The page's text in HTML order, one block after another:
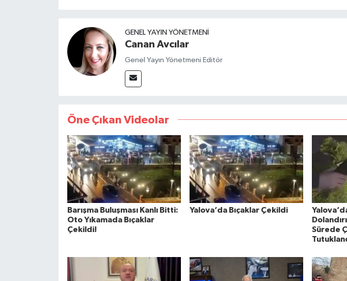
GENEL YAYIN YÖNETMENI
Canan Avcılar
Genel Yayın Yönetmeni Editör
Öne Çıkan Videolar
Barışma Buluşması Kanlı Bitti:
Oto Yıkamada Bıçaklar
Çekildi!
Yalova’da Bıçaklar Çekildi
Sürede